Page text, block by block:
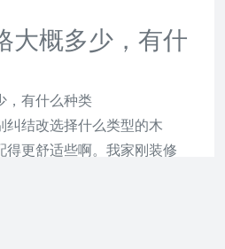
大概多少，有什
，有什么种类
结改选择什么类型的木
得更舒适些啊。我家刚装修